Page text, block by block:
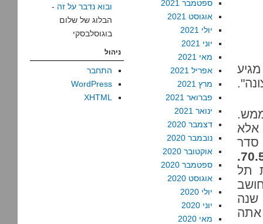
ממש.
אלא
סדר
ששיעור הגיוס בתל אביב עומד על 70.5%.
תל
שנה
אתה
ספטמבר 2021
אוגוסט 2021
יולי 2021
יוני 2021
מאי 2021
אפריל 2021
מרץ 2021
פברואר 2021
ינואר 2021
דצמבר 2020
נובמבר 2020
אוקטובר 2020
ספטמבר 2020
אוגוסט 2020
יולי 2020
יוני 2020
מאי 2020
ובוא נדבר על זה -
הבלוג של שלום
בוגוסלבסקי
ניהול
התחבר
WordPress
XHTML